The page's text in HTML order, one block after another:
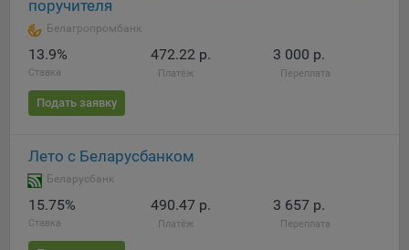
Подробнее о параметрах управления можно ознакомиться,
перейдя по внешним ссылкам, ведущим на
соответствующие страницы сайтов основных браузеров:
Firefox
Chrome
Opera
Microsoft Edge
Internet Explorer
поручителя
Белагропромбанк
13.9%
Ставка
472.22 р.
Платёж
3 000 р.
Переплата
Подать заявку
Лето с Беларусбанком
Беларусбанк
15.75%
Ставка
490.47 р.
Платёж
3 657 р.
Переплата